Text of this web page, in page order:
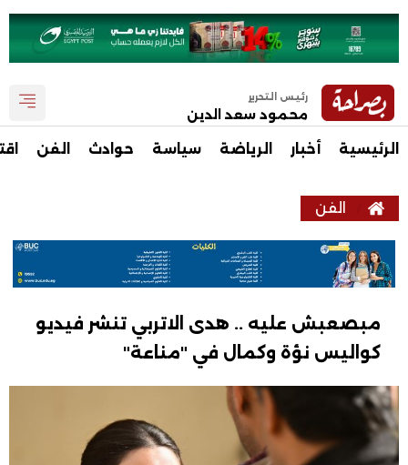
رئيس التحرير
محمود سعد الدين
الرئيسية أخبار الرياضة سياسة حوادث الفن
الفن
مبصعبش عليه .. هدى الاتربي تنشر فيديو
كواليس نؤة وكمال في "مناعة"